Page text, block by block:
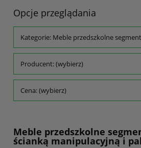
Opcje przeglądania
Kategorie: Meble przedszkolne
Producent: (wybierz)
Cena: (wybierz)
Meble przedszkolne
ścianką manipulacyjną i